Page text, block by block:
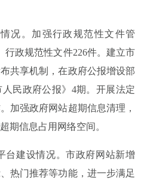
况 。 加强行政规范性文件管
行政规范性文件226件。建立市
共享机制，在政府公报增设部
人民政府公报》 4期。 开展法定
。 加强政府网站超期信息清理，
超期信息占用 网络空间 。
台建设情况。市政府网站新增
热门推荐等功能，进一步满足